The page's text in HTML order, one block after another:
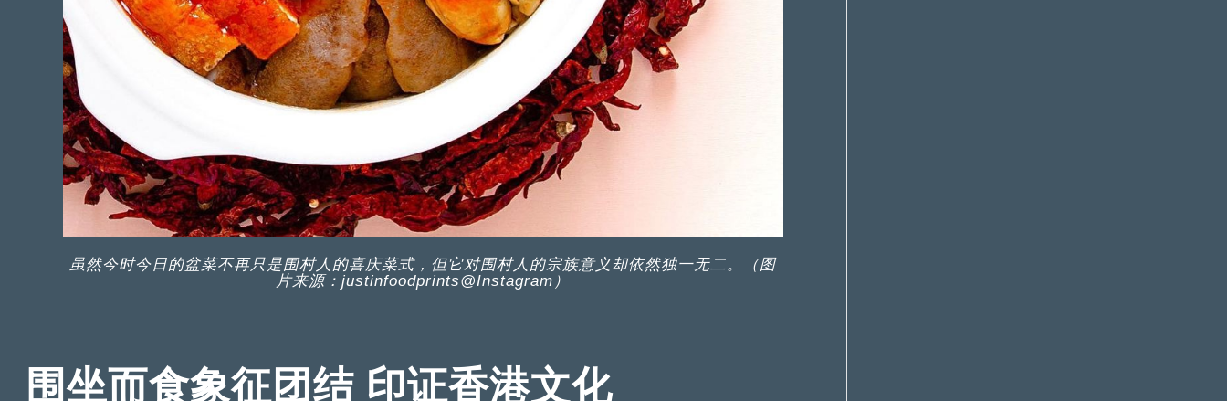
虽然今时今日的盆菜不再只是围村人的喜庆菜式，但它对围村人的宗族意义却依然独一无二。（图
片来源：justinfoodprints@Instagram）
围坐而食象征团结 印证香港文化